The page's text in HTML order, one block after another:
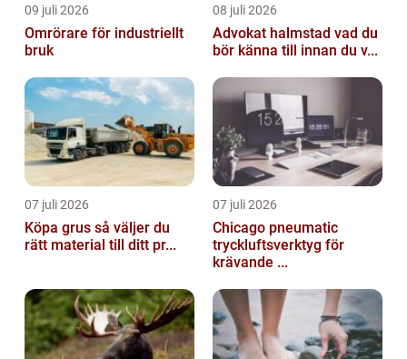
09 juli 2026
Omrörare för industriellt
bruk
08 juli 2026
Advokat halmstad vad du
bör känna till innan du v...
07 juli 2026
Köpa grus så väljer du
rätt material till ditt pr...
07 juli 2026
Chicago pneumatic
tryckluftsverktyg för
krävande ...